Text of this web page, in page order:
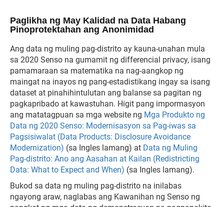
Paglikha ng May Kalidad na Data Habang
Pinoprotektahan ang Anonimidad
Ang data ng muling pag-distrito ay kauna-unahan mula
sa 2020 Senso na gumamit ng differencial privacy, isang
pamamaraan sa matematika na nag-aangkop ng
maingat na inayos ng pang-estadistikang ingay sa isang
dataset at pinahihintulutan ang balanse sa pagitan ng
pagkapribado at kawastuhan. Higit pang impormasyon
ang matatagpuan sa mga website ng Mga Produkto ng
Data ng 2020 Senso: Modernisasyon sa Pag-iwas sa
Pagsisiwalat (Data Products: Disclosure Avoidance
Modernization) (sa Ingles lamang) at Data ng Muling
Pag-distrito: Ano ang Aasahan at Kailan (Redistricting
Data: What to Expect and When) (sa Ingles lamang).
Bukod sa data ng muling pag-distrito na inilabas
ngayong araw, naglabas ang Kawanihan ng Senso ng